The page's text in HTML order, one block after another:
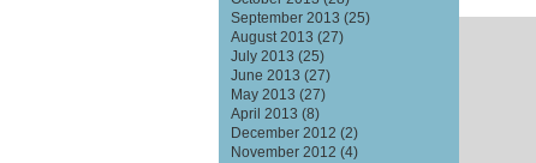
September 2013 (25)
August 2013 (27)
July 2013 (25)
June 2013 (27)
May 2013 (27)
April 2013 (8)
December 2012 (2)
November 2012 (4)